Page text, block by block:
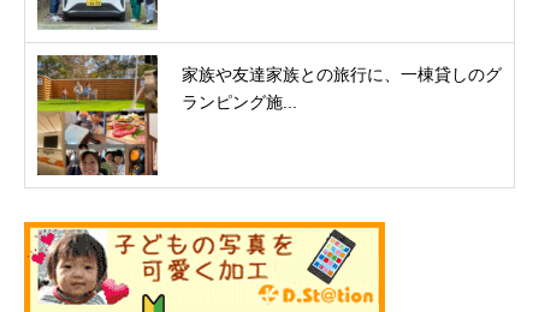
家族や友達家族との旅行に、一棟貸しのグ
ランピング施...